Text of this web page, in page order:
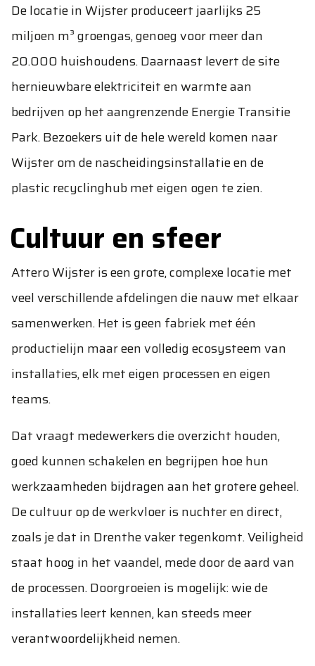
De locatie in Wijster produceert jaarlijks 25
miljoen m³ groengas, genoeg voor meer dan
20.000 huishoudens. Daarnaast levert de site
hernieuwbare elektriciteit en warmte aan
bedrijven op het aangrenzende Energie Transitie
Park. Bezoekers uit de hele wereld komen naar
Wijster om de nascheidingsinstallatie en de
plastic recyclinghub met eigen ogen te zien.
Cultuur en sfeer
Attero Wijster is een grote, complexe locatie met
veel verschillende afdelingen die nauw met elkaar
samenwerken. Het is geen fabriek met één
productielijn maar een volledig ecosysteem van
installaties, elk met eigen processen en eigen
teams.
Dat vraagt medewerkers die overzicht houden,
goed kunnen schakelen en begrijpen hoe hun
werkzaamheden bijdragen aan het grotere geheel.
De cultuur op de werkvloer is nuchter en direct,
zoals je dat in Drenthe vaker tegenkomt. Veiligheid
staat hoog in het vaandel, mede door de aard van
de processen. Doorgroeien is mogelijk: wie de
installaties leert kennen, kan steeds meer
verantwoordelijkheid nemen.